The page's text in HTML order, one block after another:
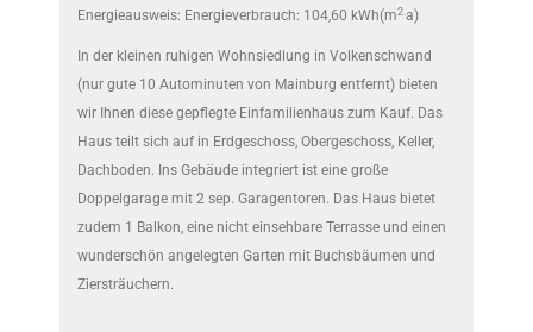
Energieausweis: Energieverbrauch: 104,60 kWh(m2. a)
In der kleinen ruhigen Wohnsiedlung in Volkenschwand
(nur gute 10 Autominuten von Mainburg entfernt) bieten
wir Ihnen diese gepflegte Einfamilienhaus zum Kauf. Das
Haus teilt sich auf in Erdgeschoss, Obergeschoss, Keller,
Dachboden. Ins Gebäude integriert ist eine große
Doppelgarage mit 2 sep. Garagentoren. Das Haus bietet
zudem 1 Balkon, eine nicht einsehbare Terrasse und einen
wunderschön angelegten Garten mit Buchsbäumen und
Ziersträuchern.